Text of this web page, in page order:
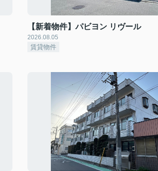
【新着物件】パビヨン リヴール
2026.08.05
賃貸物件